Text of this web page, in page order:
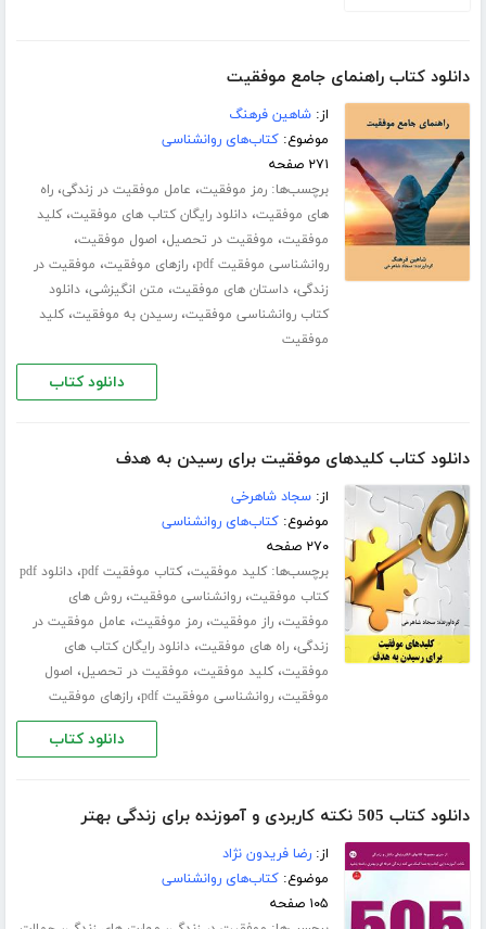
دانلود کتاب راهنمای جامع موفقیت
از:شاهین فرهنگ
موضوع:کتاب‌های روانشناسی
۲۷۱ صفحه
برچسب‌ها:رمز موفقیت، عامل موفقیت در زندگی،راه
های موفقیت،دانلود رایگان کتاب های موفقیت،کلید
موفقیت، موفقیت در تحصیل، اصول موفقیت،
روانشناسی موفقیت pdf ،رازهای موفقیت، موفقیت در
زندگی،داستان های موفقیت، متن انگیزشی،دانلود
کتاب روانشناسی موفقیت،رسیدن به موفقیت،کلید
موفقیت
دانلود کتاب
دانلود کتاب کلیدهای موفقیت برای رسیدن به هدف
از:سجاد شاهرخی
موضوع:کتاب‌های روانشناسی
۲۷۰ صفحه
برچسب‌ها:کلید موفقیت،کتاب موفقیت pdf ،
دانلود pdf
کتاب موفقیت،روانشناسی موفقیت،روش های
موفقیت،راز موفقیت،رمز موفقیت، عامل موفقیت در
زندگی،راه های موفقیت،دانلود رایگان کتاب های
موفقیت،کلید موفقیت، موفقیت در تحصیل، اصول
موفقیت،روانشناسی موفقیت pdf ،رازهای موفقیت
دانلود کتاب
دانلود کتاب 505 نکته کاربردی و آموزنده برای زندگی بهتر
از:رضا فریدون نژاد
موضوع:کتاب‌های روانشناسی
۱۰۵ صفحه